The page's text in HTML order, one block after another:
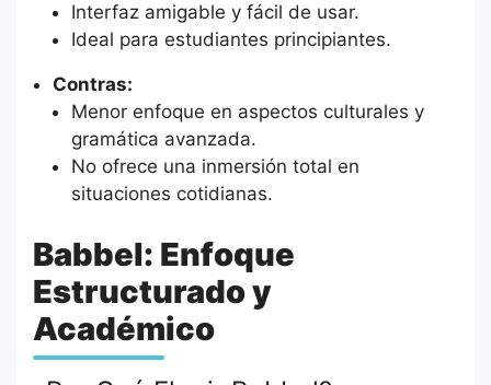
Interfaz amigable y fácil de usar.
Ideal para estudiantes principiantes.
Contras:
Menor enfoque en aspectos culturales y
gramática avanzada.
No ofrece una inmersión total en
situaciones cotidianas.
Babbel: Enfoque
Estructurado y
Académico